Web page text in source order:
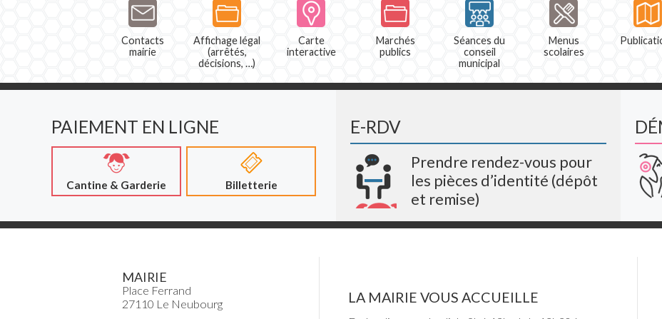
Contacts
mairie
Affichage légal
(arrêtés,
décisions, …)
Carte
interactive
Marchés
publics
Séances du
conseil
municipal
Menus
scolaires
PAIEMENT EN LIGNE
Cantine & Garderie Billetterie
E-RDV
Prendre rendez-vous pour
les pièces d’identité (dépôt
et remise)
MAIRIE
Place Ferrand
27110 Le Neubourg
LA MAIRIE VOUS ACCUEILLE